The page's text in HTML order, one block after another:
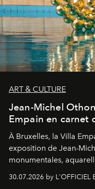
ART & CULTURE
Jean-Michel
Empain en carnet
À Bruxelles, la Villa
exposition de Jean-
monumentales,
soufflé, l’artiste
émotionnel où chaque
30.07.2026 by L'OFFICIEL